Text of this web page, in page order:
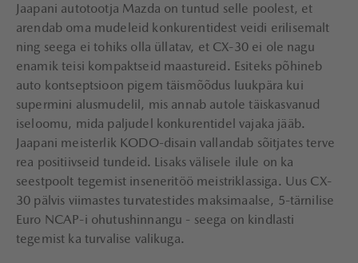
Jaapani autotootja Mazda on tuntud selle poolest, et
arendab oma mudeleid konkurentidest veidi erilisemalt
ning seega ei tohiks olla üllatav, et CX-30 ei ole nagu
enamik teisi kompaktseid maastureid. Esiteks põhineb
auto kontseptsioon pigem täismõõdus luukpära kui
supermini alusmudelil, mis annab autole täiskasvanud
iseloomu, mida paljudel konkurentidel vajaka jääb.
Jaapani meisterlik KODO-disain vallandab sõitjates terve
rea positiivseid tundeid. Lisaks välisele ilule on ka
seestpoolt tegemist inseneritöö meistriklassiga. Uus CX-
30 pälvis viimastes turvatestides maksimaalse, 5-tärnilise
Euro NCAP-i ohutushinnangu - seega on kindlasti
tegemist ka turvalise valikuga.